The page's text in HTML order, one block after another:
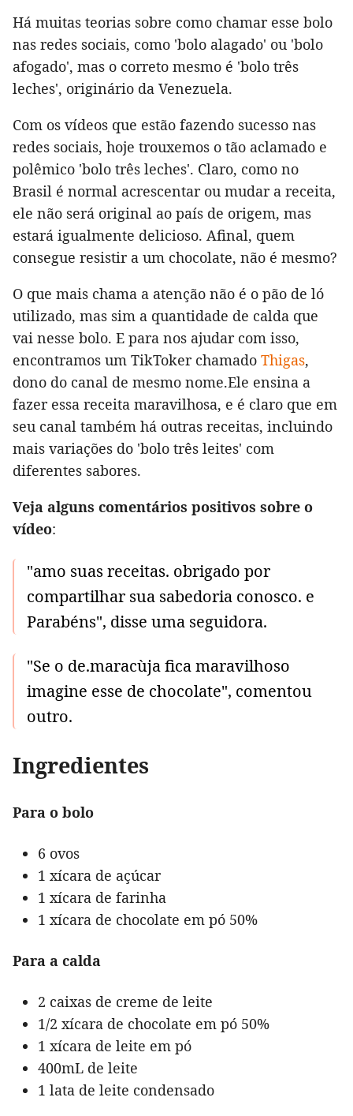
Há muitas teorias sobre como chamar esse bolo
nas redes sociais, como 'bolo alagado' ou 'bolo
afogado', mas o correto mesmo é 'bolo três
leches', originário da Venezuela.
Com os vídeos que estão fazendo sucesso nas
redes sociais, hoje trouxemos o tão aclamado e
polêmico 'bolo três leches'. Claro, como no
Brasil é normal acrescentar ou mudar a receita,
ele não será original ao país de origem, mas
estará igualmente delicioso. Afinal, quem
consegue resistir a um chocolate, não é mesmo?
O que mais chama a atenção não é o pão de ló
utilizado, mas sim a quantidade de calda que
vai nesse bolo. E para nos ajudar com isso,
encontramos um TikToker chamado Thigas,
dono do canal de mesmo nome.Ele ensina a
fazer essa receita maravilhosa, e é claro que em
seu canal também há outras receitas, incluindo
mais variações do 'bolo três leites' com
diferentes sabores.
Veja alguns comentários positivos sobre o
vídeo:
"amo suas receitas. obrigado por
compartilhar sua sabedoria conosco. e
Parabéns", disse uma seguidora.
"Se o de.maracùja fica maravilhoso
imagine esse de chocolate", comentou
outro.
Ingredientes
Para o bolo
6 ovos
1 xícara de açúcar
1 xícara de farinha
1 xícara de chocolate em pó 50%
Para a calda
2 caixas de creme de leite
1/2 xícara de chocolate em pó 50%
1 xícara de leite em pó
400mL de leite
1 lata de leite condensado